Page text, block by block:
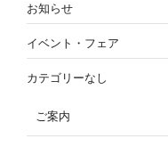
お知らせ
イベント・フェア
カテゴリーなし
ご案内